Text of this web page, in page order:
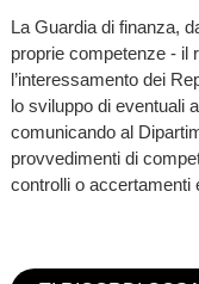
La Guardia di finanza,
proprie competenze - il
l’interessamento dei
lo sviluppo di eventuali
comunicando al
provvedimenti di
controlli o accertamenti